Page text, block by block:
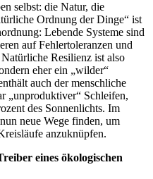
selbst: die Natur, die
Ordnung der Dinge“ ist
Lebende Systeme sind
auf Fehlertoleranzen und
Resilienz ist also
eher ein „wilder“
auch der menschliche
„unproduktiver“ Schleifen,
des Sonnenlichts. Im
neue Wege finden, um
anzuknüpfen.
eines ökologischen